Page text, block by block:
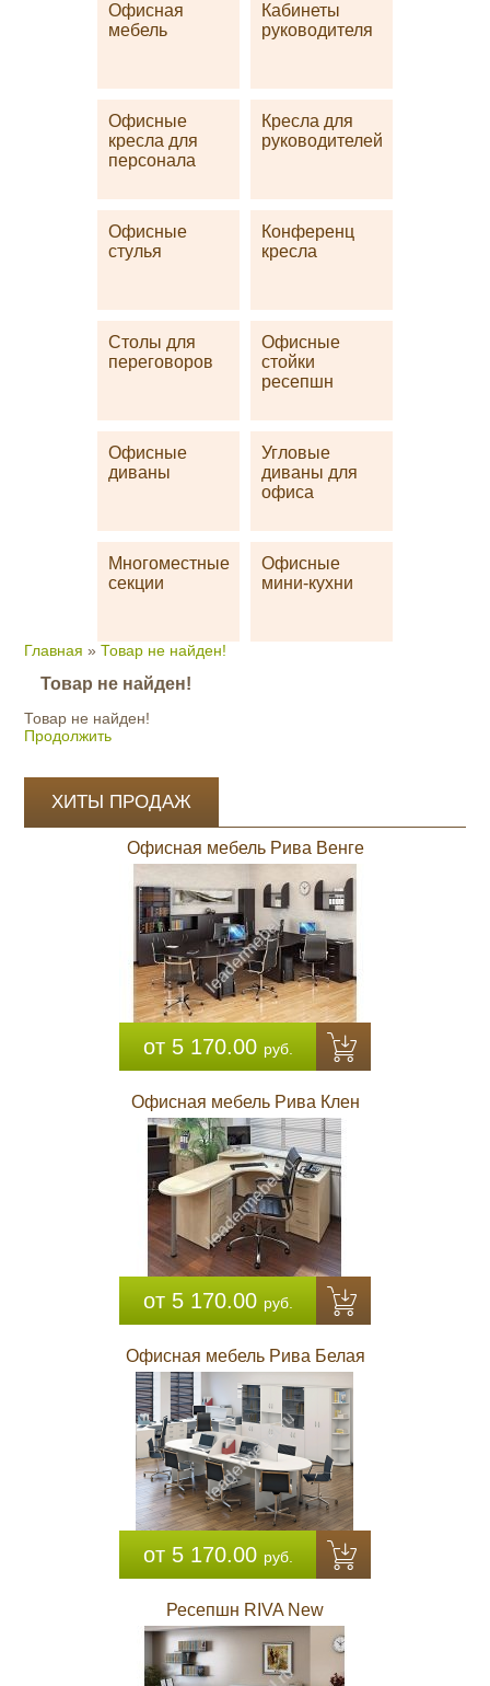
Офисная
мебель
Кабинеты
руководителя
Офисные
кресла для
персонала
Кресла для
руководителей
Офисные
стулья
Конференц
кресла
Столы для
переговоров
Офисные
стойки
ресепшн
Офисные
диваны
Угловые
диваны для
офиса
Многоместные
секции
Офисные
мини-кухни
Главная » Товар не найден!
Товар не найден!
Товар не найден!
Продолжить
ХИТЫ ПРОДАЖ
Офисная мебель Рива Венге
от 5 170.00 руб.
Офисная мебель Рива Клен
от 5 170.00 руб.
Офисная мебель Рива Белая
от 5 170.00 руб.
Ресепшн RIVA New